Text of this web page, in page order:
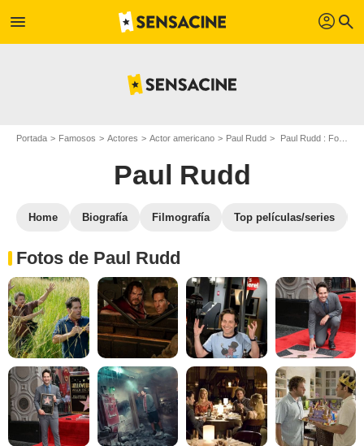
menu profil search
Portada Famosos Actores Actor americano Paul Rudd Paul Rudd : Fotos de sus películas y series
Paul Rudd
Home Biografía Filmografía Top películas/series
Fotos de Paul Rudd